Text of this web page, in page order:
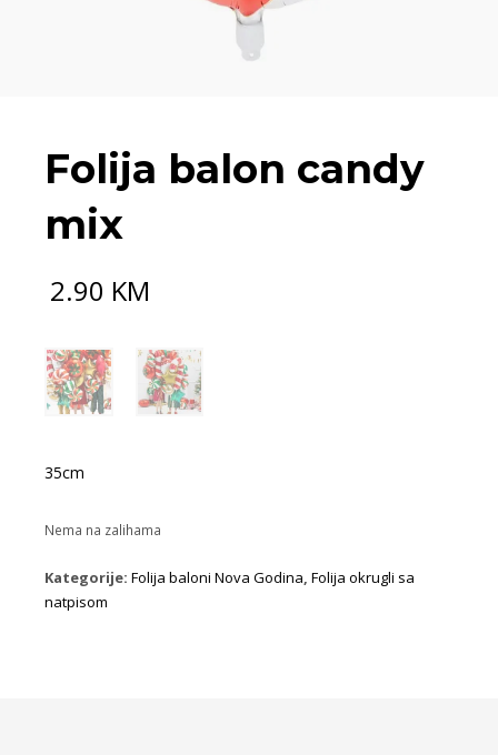
Folija balon candy
mix
2.90 KM
35cm
Nema na zalihama
Kategorije: Folija baloni Nova Godina, Folija okrugli sa
natpisom